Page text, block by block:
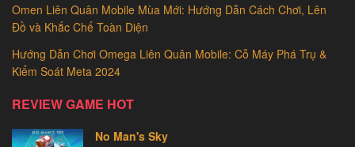
Omen Liên Quân Mobile Mùa Mới: Hướng Dẫn Cách Chơi, Lên
Đồ và Khắc Chế Toàn Diện
Hướng Dẫn Chơi Omega Liên Quân Mobile: Cỗ Máy Phá Trụ &
Kiểm Soát Meta 2024
REVIEW GAME HOT
No Man's Sky